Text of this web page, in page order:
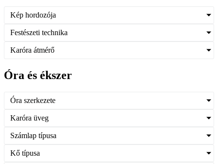
Kép hordozója
Festészeti technika
Karóra átmérő
Óra és ékszer
Óra szerkezete
Karóra üveg
Számlap típusa
Kő típusa